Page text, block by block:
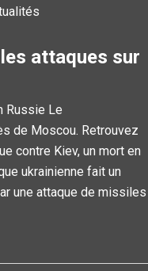
attaques sur
Russie Le
de Moscou. Retrouvez
contre Kiev, un mort en
ukrainienne fait un
une attaque de missiles